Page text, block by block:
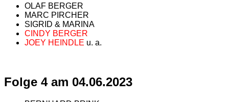
OLAF BERGER
MARC PIRCHER
SIGRID & MARINA
CINDY BERGER
JOEY HEINDLE u. a.
Folge 4 am 04.06.2023